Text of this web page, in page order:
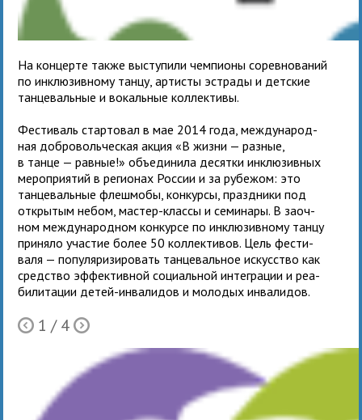
На кон­церте также высту­пили чем­пи­оны соревнований
по инклюзивному танцу, артисты эстрады и детские
танцевальные и вокальные коллективы.
Фестиваль стар­то­вал в мае 2014 года, меж­ду­на­род­
ная доб­ро­воль­че­ская акция «В жизни — раз­ные,
в танце — рав­ные!» объ­еди­нила десятки инклю­зив­ных
меро­при­я­тий в реги­о­нах России и за рубе­жом: это
тан­це­валь­ные флеш­мобы, кон­курсы, празд­ники под
откры­тым небом, мастер-классы и семи­нары. В заоч­
ном меж­ду­на­род­ном кон­курсе по инклю­зив­ному танцу
при­няло уча­стие более 50 кол­лек­ти­вов. Цель фести­
валя — популя­ри­зи­ро­вать тан­це­валь­ное искус­ство как
сред­ство эффек­тив­ной соци­аль­ной инте­гра­ции и реа­
би­ли­та­ции детей-инва­ли­дов и моло­дых инвалидов.
Ò 1 / 4Õ